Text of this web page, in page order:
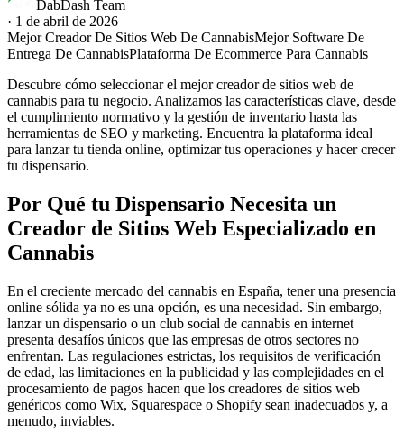
DabDash Team
· 1 de abril de 2026
Mejor Creador De Sitios Web De CannabisMejor Software De
Entrega De CannabisPlataforma De Ecommerce Para Cannabis
Descubre cómo seleccionar el mejor creador de sitios web de
cannabis para tu negocio. Analizamos las características clave, desde
el cumplimiento normativo y la gestión de inventario hasta las
herramientas de SEO y marketing. Encuentra la plataforma ideal
para lanzar tu tienda online, optimizar tus operaciones y hacer crecer
tu dispensario.
Por Qué tu Dispensario Necesita un
Creador de Sitios Web Especializado en
Cannabis
En el creciente mercado del cannabis en España, tener una presencia
online sólida ya no es una opción, es una necesidad. Sin embargo,
lanzar un dispensario o un club social de cannabis en internet
presenta desafíos únicos que las empresas de otros sectores no
enfrentan. Las regulaciones estrictas, los requisitos de verificación
de edad, las limitaciones en la publicidad y las complejidades en el
procesamiento de pagos hacen que los creadores de sitios web
genéricos como Wix, Squarespace o Shopify sean inadecuados y, a
menudo, inviables.